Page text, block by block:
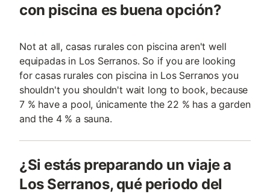
con piscina es buena opción?
Not at all, casas rurales con piscina aren't well
equipadas in Los Serranos. So if you are looking
for casas rurales con piscina in Los Serranos you
shouldn't you shouldn't wait long to book, because
7 % have a pool, únicamente the 22 % has a garden
and the 4 % a sauna.
¿Si estás preparando un viaje a
Los Serranos, qué periodo del